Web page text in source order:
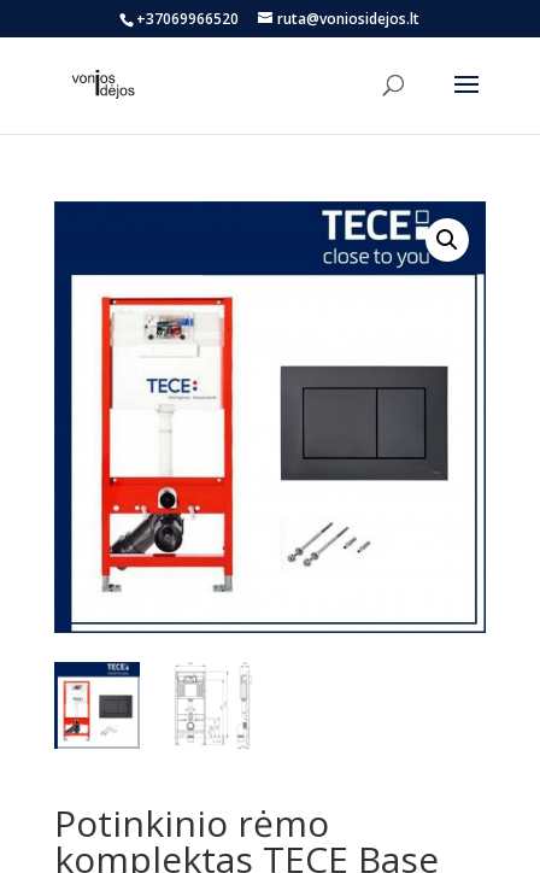
+37069966520 ruta@voniosidejos.lt
Potinkinio rėmo
komplektas TECE Base